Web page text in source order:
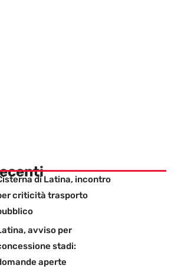
di Latina, incontro
criticità trasporto
avviso per
stadi:
aperte